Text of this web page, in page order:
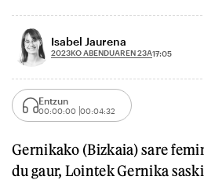
Isabel Jaurena
2023KO ABENDUAREN 23A17:05
Entzun
00:00:00 00:04:32
Gernikako (Bizkaia) sare
du gaur, Lointek Gernika